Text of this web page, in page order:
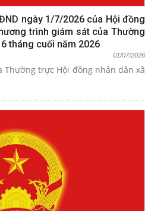
ngày 1/7/2026 của Hội đồng
trình giám sát của Thường
tháng cuối năm 2026
01/07/2026
Thường trực Hội đồng nhân dân xã